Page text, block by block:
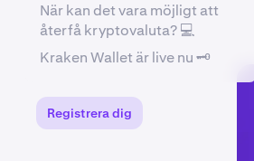
När kan det vara möjligt att
återfå kryptovaluta? 💻
Kraken Wallet är live nu 🗝️
Registrera dig